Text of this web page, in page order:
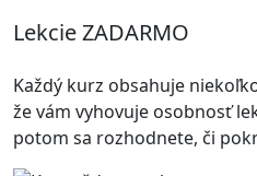
Lekcie ZADARMO
Každý kurz obsahuje
že vám vyhovuje osobnosť
potom sa rozhodnete, či